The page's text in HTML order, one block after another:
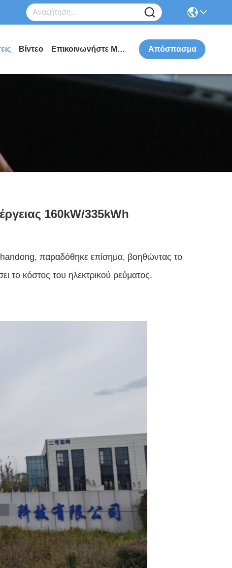
Βίντεο Επικοινωνήστε Μαζί Μας Απόσπασμα
160kW/335kWh
παραδόθηκε επίσημα, βοηθώντας το
το κόστος του ηλεκτρικού ρεύματος.